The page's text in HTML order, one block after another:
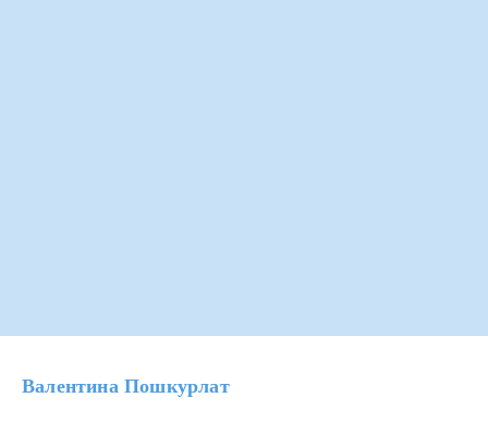
Валентина Пошкурлат